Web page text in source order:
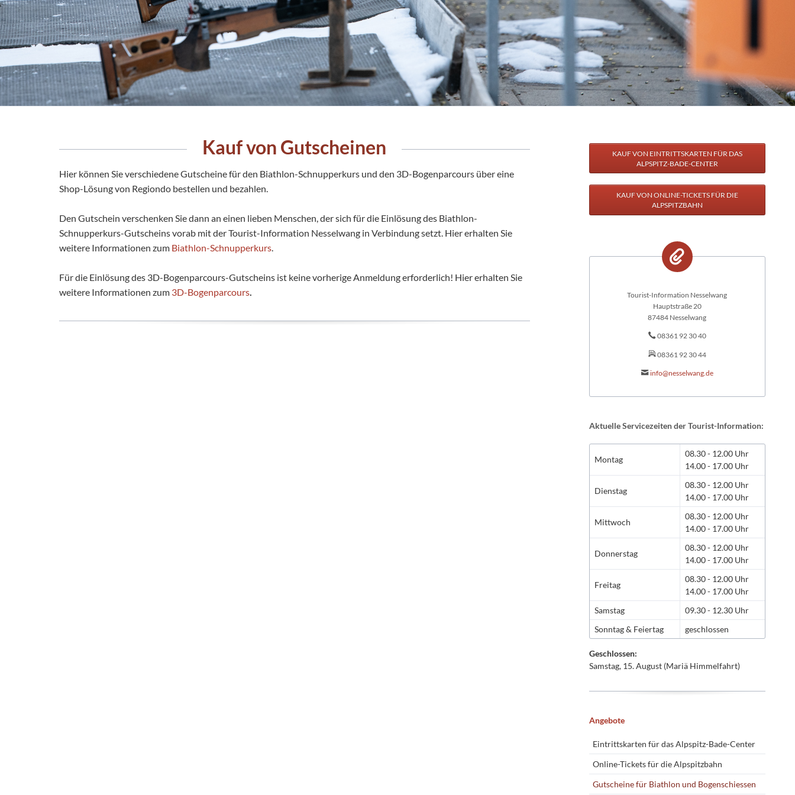
Benefiz-Galakonzert mit dem Euregio-Blasorchester
5. "Goldener Oktober" (18.10.2026)
16. Nesselwanger Adventsmarkt (12.12.2026)
E-Bike & E-Car Ladestationen
Suche
Sitemap
Biathlon-Schießstand Kauf von Gutscheinen
Hier können Sie verschiedene Gutscheine für den Biathlon-Schnupperkurs und den 3D-Bogenparcours über eine
Shop-Lösung von Regiondo bestellen und bezahlen.
Den Gutschein verschenken Sie dann an einen lieben Menschen, der sich für die Einlösung des Biathlon-
Schnupperkurs-Gutscheins vorab mit der Tourist-Information Nesselwang in Verbindung setzt. Hier erhalten Sie
weitere Informationen zum Biathlon-Schnupperkurs.
Für die Einlösung des 3D-Bogenparcours-Gutscheins ist keine vorherige Anmeldung erforderlich! Hier erhalten Sie
weitere Informationen zum 3D-Bogenparcours.
KAUF VON EINTRITTSKARTEN FÜR DAS
ALPSPITZ-BADE-CENTER
KAUF VON ONLINE-TICKETS FÜR DIE
ALPSPITZBAHN
Tourist-Information Nesselwang
Hauptstraße 20
87484 Nesselwang
08361 92 30 40
08361 92 30 44
info@nesselwang.de
Aktuelle Servicezeiten der Tourist-Information:
Montag
08.30 - 12.00 Uhr
14.00 - 17.00 Uhr
Dienstag
08.30 - 12.00 Uhr
14.00 - 17.00 Uhr
Mittwoch
08.30 - 12.00 Uhr
14.00 - 17.00 Uhr
Donnerstag
08.30 - 12.00 Uhr
14.00 - 17.00 Uhr
Freitag
08.30 - 12.00 Uhr
14.00 - 17.00 Uhr
Samstag
09.30 - 12.30 Uhr
Sonntag & Feiertag
geschlossen
Geschlossen:
Samstag, 15. August (Mariä Himmelfahrt)
Navigation
Angebote
Eintrittskarten für das Alpspitz-Bade-Center
Online-Tickets für die Alpspitzbahn
Gutscheine für Biathlon und Bogenschiessen